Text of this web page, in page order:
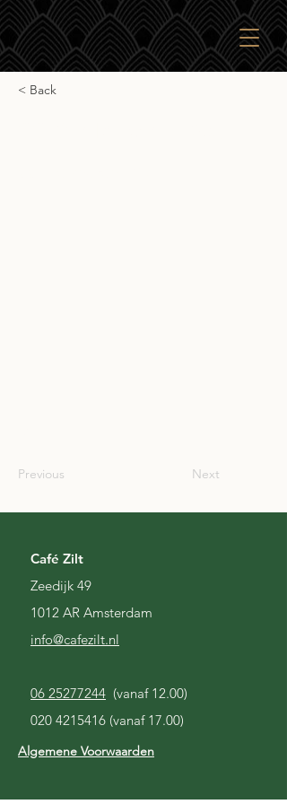
< Back
Previous Next
Café Zilt
Zeedijk 49
1012 AR Amsterdam
info@cafezilt.nl
06 25277244 (vanaf 12.00)
020 4215416 (vanaf 17.00)
Algemene Voorwaarden